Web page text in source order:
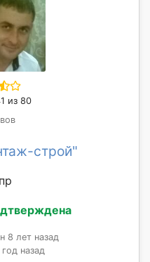
из 80
строй"
8 лет назад
назад